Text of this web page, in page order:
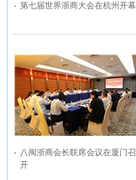
第七届世界浙商大会在杭州开幕
八闽浙商会长联席会议在厦门召
开